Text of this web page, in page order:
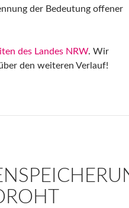
der Bedeutung offener
des Landes NRW. Wir
den weiteren Verlauf!